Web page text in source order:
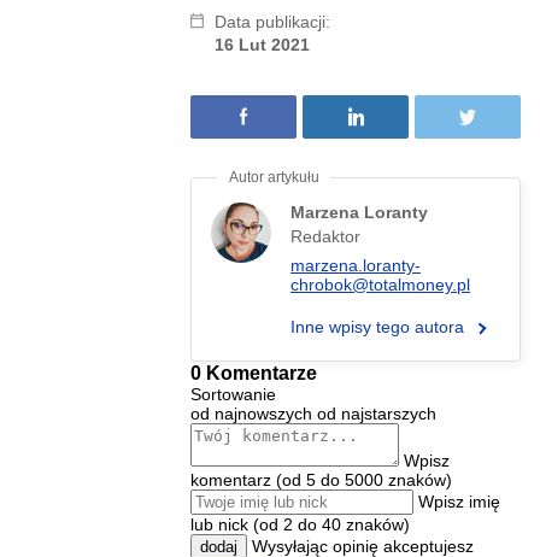
Data publikacji:
16 Lut 2021
Marzena Loranty
Redaktor
marzena.loranty-
chrobok@totalmoney.pl
Inne wpisy tego autora
0 Komentarze
Sortowanie
od najnowszych od najstarszych
Wpisz
komentarz (od 5 do 5000 znaków)
Wpisz imię
lub nick (od 2 do 40 znaków)
dodaj
Wysyłając opinię akceptujesz